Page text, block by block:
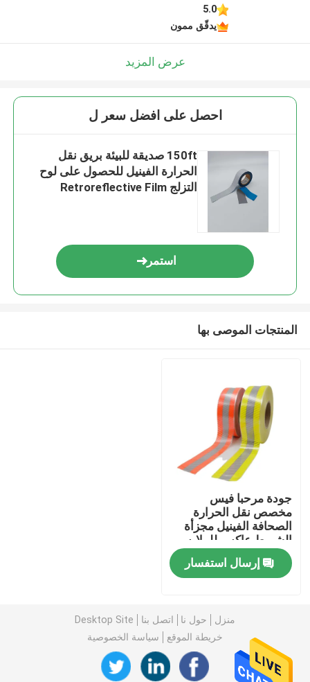
حول بنا
5.0
يدقّق ممون
عرض المزيد
احصل على افضل سعر ل
150ft صديقة للبيئة بريق نقل
الحرارة الفينيل للحصول على لوح
التزلج Retroreflective Film
استمر
المنتجات الموصى بها
جودة مرحبا فيس
مخصص نقل الحرارة
الصحافة الفينيل مجزأة
الشريط عاكس للملابس
إرسال استفسار
منزل حول نا اتصل بنا
Desktop Site
خريطة الموقع
سياسة الخصوصية